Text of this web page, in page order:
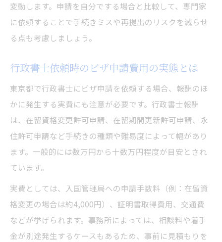
変動します。申請を自分でする場合と比較して、専門家
に依頼することで手続きミスや再提出のリスクを減らせ
る点も考慮しましょう。
行政書士依頼時のビザ申請費用の実態とは
東京都で行政書士にビザ申請を依頼する場合、報酬のほ
かに発生する実費にも注意が必要です。行政書士報酬
は、在留資格変更許可申請、在留期間更新許可申請、永
住許可申請など手続きの種類や難易度によって幅があり
ます。一般的には数万円から十数万円程度が目安とされ
ています。
実費としては、入国管理局への申請手数料（例：在留資
格変更の場合は約4,000円）、証明書取得費用、交通費
などが挙げられます。事務所によっては、相談料や着手
金が別途発生するケースもあるため、事前に見積もりを